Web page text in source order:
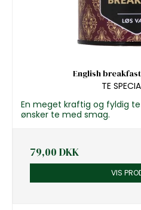
English
TE
En meget kraftig og fyldig
ønsker te med smag.
79,00 DKK
VIS